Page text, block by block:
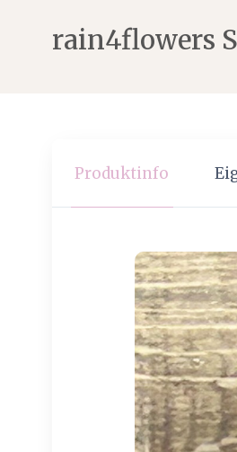
rain4flowers
Produktinfo